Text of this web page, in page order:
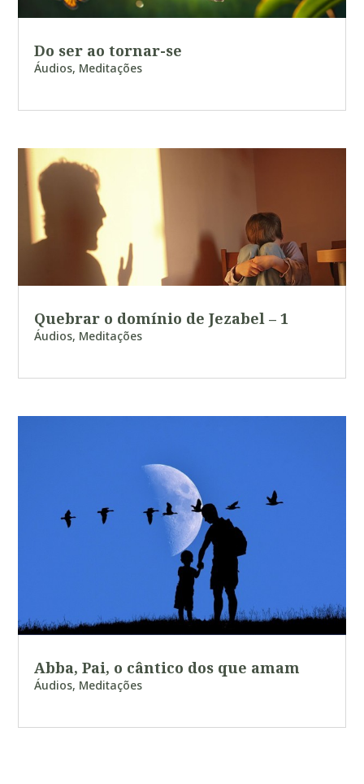
Do ser ao tornar-se
Áudios, Meditações
Quebrar o domínio de Jezabel – 1
Áudios, Meditações
Abba, Pai, o cântico dos que amam
Áudios, Meditações